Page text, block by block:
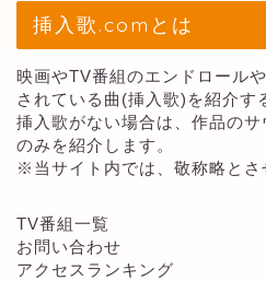
挿入歌.comとは
映画やTV番組のエンドロール
されている曲(挿入歌)を紹介す
挿入歌がない場合は、作品の
のみを紹介します。
※当サイト内では、敬称略とさ
TV番組一覧
お問い合わせ
アクセスランキング